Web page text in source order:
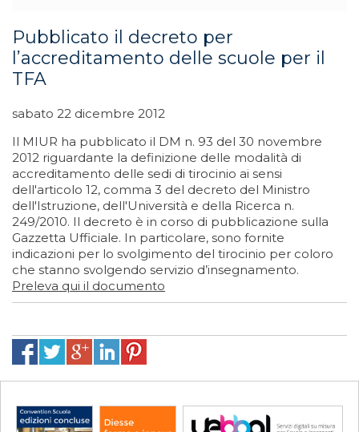
Pubblicato il decreto per
l’accreditamento delle scuole per il
TFA
sabato 22 dicembre 2012
Il MIUR ha pubblicato il DM n. 93 del 30 novembre
2012 riguardante la definizione delle modalità di
accreditamento delle sedi di tirocinio ai sensi
dell'articolo 12, comma 3 del decreto del Ministro
dell'Istruzione, dell'Università e della Ricerca n.
249/2010. Il decreto è in corso di pubblicazione sulla
Gazzetta Ufficiale. In particolare, sono fornite
indicazioni per lo svolgimento del tirocinio per coloro
che stanno svolgendo servizio d’insegnamento.
Preleva qui il documento